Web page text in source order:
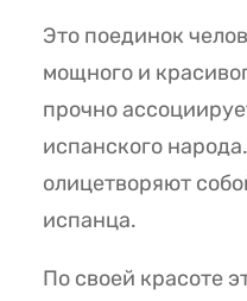
Это поединок
мощного и
прочно
испанского
олицетворяют
испанца.
По своей красоте